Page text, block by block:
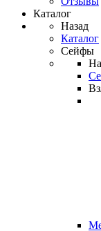
Каталог
Назад
Каталог
Сейфы